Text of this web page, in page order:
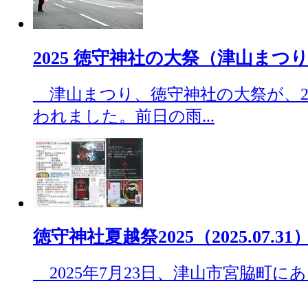
2025 徳守神社の大祭（津山まつ
津山まつり、徳守神社の大祭が、
われました。前日の雨...
徳守神社夏越祭2025（2025.07.31
2025年7月23日、津山市宮脇町に